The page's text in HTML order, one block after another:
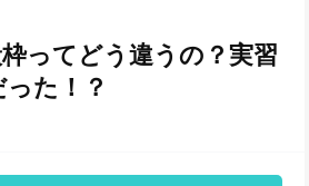
ってどう違うの？実習
た！？